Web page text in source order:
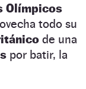
Olímpicos
todo su
de una
por batir, la